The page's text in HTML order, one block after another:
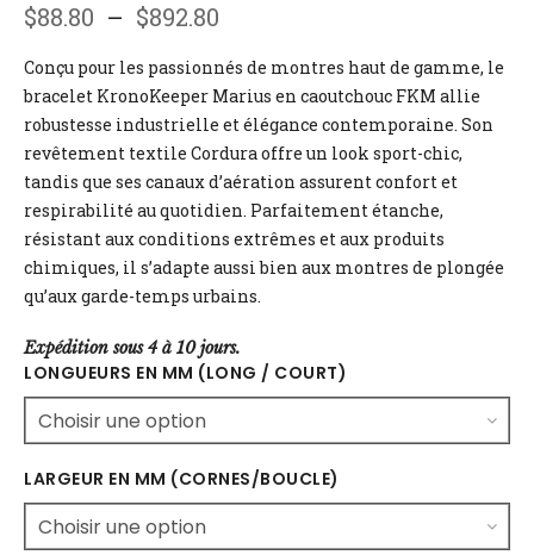
$88.80 – $892.80
prix :
$88.80
à
$892.80
Conçu pour les passionnés de montres haut de gamme, le
bracelet KronoKeeper Marius en caoutchouc FKM allie
robustesse industrielle et élégance contemporaine. Son
revêtement textile Cordura offre un look sport-chic,
tandis que ses canaux d’aération assurent confort et
respirabilité au quotidien. Parfaitement étanche,
résistant aux conditions extrêmes et aux produits
chimiques, il s’adapte aussi bien aux montres de plongée
qu’aux garde-temps urbains.
Expédition sous 4 à 10 jours.
LONGUEURS EN MM (LONG / COURT)
LARGEUR EN MM (CORNES/BOUCLE)